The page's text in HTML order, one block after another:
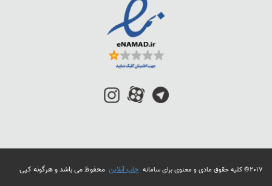
2017© کلیه حقوق مادی و معنوی برای سامانه چاپ آنلاین محفوظ می باشد و هرگونه کپی